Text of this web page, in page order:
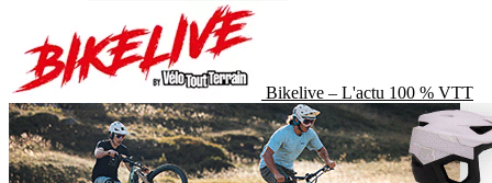
Bikelive – L'actu 100 % VTT